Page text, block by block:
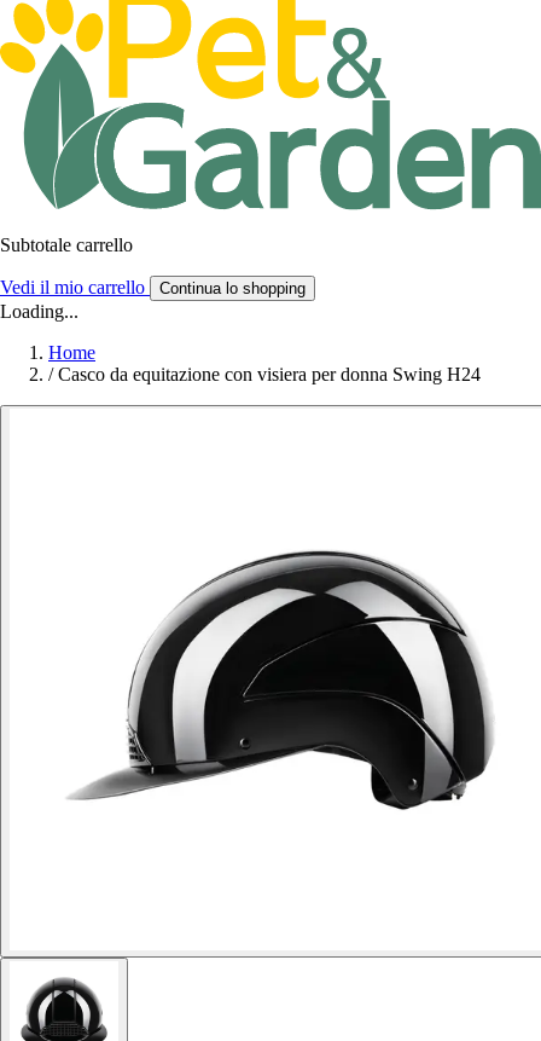
Subtotale carrello
Vedi il mio carrello Continua lo shopping
Loading...
Home
/ Casco da equitazione con visiera per donna Swing H24